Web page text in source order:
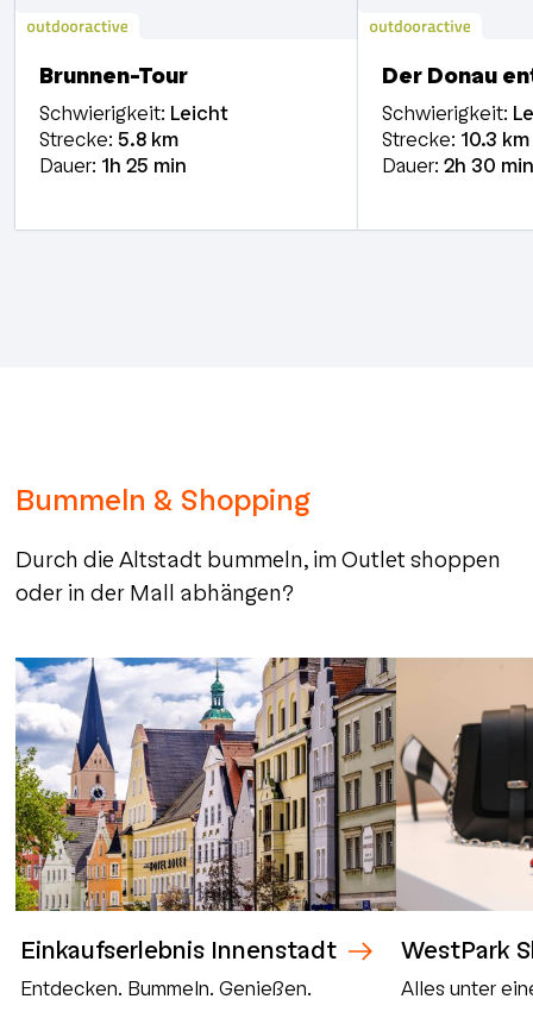
Brunnen-Tour
Schwierigkeit: Leicht
Strecke: 5.8 km
Dauer: 1h25 min
Der Donau
Schwierigkeit:
Strecke: 10.3 km
Dauer: 2h30
Bummeln & Shopping
Durch die Altstadt bummeln, im Outlet shoppen
oder in der Mall abhängen?
Einkaufserlebnis Innenstadt
Entdecken. Bummeln. Genießen.
WestPark
Alles unter